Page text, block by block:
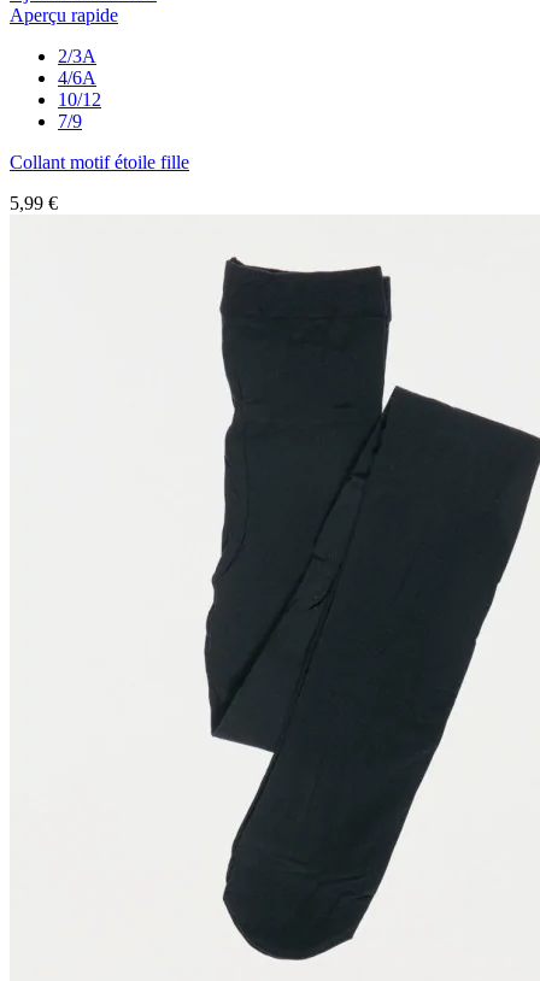
Aperçu rapide
2/3A
4/6A
10/12
7/9
Collant motif étoile fille
5,99 €